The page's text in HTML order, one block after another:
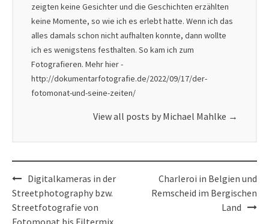
zeigten keine Gesichter und die Geschichten erzählten
keine Momente, so wie ich es erlebt hatte. Wenn ich das
alles damals schon nicht aufhalten konnte, dann wollte
ich es wenigstens festhalten. So kam ich zum
Fotografieren. Mehr hier -
http://dokumentarfotografie.de/2022/09/17/der-
fotomonat-und-seine-zeiten/
View all posts by Michael Mahlke →
Post
navigation
Digitalkameras in der
Streetphotography bzw.
Streetfotografie von
Fotomonat bis Filtermix
Charleroi in Belgien und
Remscheid im Bergischen
Land